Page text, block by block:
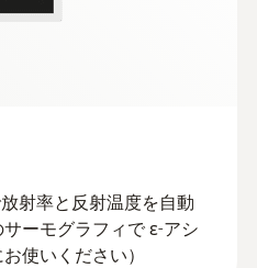
射率と反射温度を自動
ーモグラフィで ɛ-アシ
使いください）